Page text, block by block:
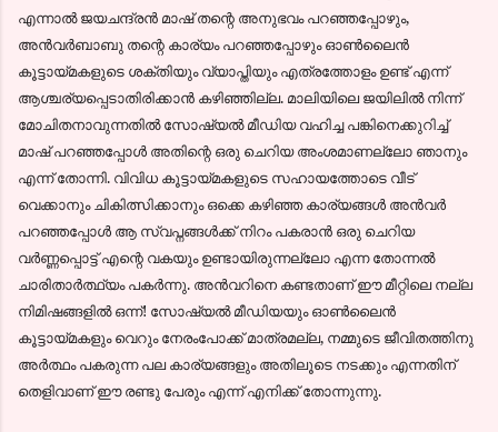
എന്നാല്‍ ജയചന്ദ്രന്‍ മാഷ്‌ തന്റെ അനുഭവം പറഞ്ഞപ്പോഴും,
അന്‍വര്‍ബാബു തന്റെ കാര്യം പറഞ്ഞപ്പോഴും ഓണ്‍ലൈന്‍
കൂട്ടായ്മകളുടെ ശക്തിയും വ്യാപ്തിയും എത്രത്തോളം ഉണ്ട് എന്ന്
ആശ്ചര്യപ്പെടാതിരിക്കാന്‍ കഴിഞ്ഞില്ല. മാലിയിലെ ജയിലില്‍ നിന്ന്
മോചിതനാവുന്നതില്‍ സോഷ്യല്‍ മീഡിയ വഹിച്ച പങ്കിനെക്കുറിച്ച്
മാഷ്‌ പറഞ്ഞപ്പോള്‍ അതിന്റെ ഒരു ചെറിയ അംശമാണല്ലോ ഞാനും
എന്ന് തോന്നി. വിവിധ കൂട്ടായ്മകളുടെ സഹായത്തോടെ വീട്
വെക്കാനും ചികിത്സിക്കാനും ഒക്കെ കഴിഞ്ഞ കാര്യങ്ങള്‍ അന്‍വര്‍
പറഞ്ഞപ്പോള്‍ ആ സ്വപ്നങ്ങള്‍ക്ക് നിറം പകരാന്‍ ഒരു ചെറിയ
വര്‍ണ്ണപ്പൊട്ട് എന്റെ വകയും ഉണ്ടായിരുന്നല്ലോ എന്ന തോന്നല്‍
ചാരിതാര്‍ത്ഥ്യം പകര്‍ന്നു. അന്‍വറിനെ കണ്ടതാണ് ഈ മീറ്റിലെ നല്ല
നിമിഷങ്ങളില്‍ ഒന്ന്! സോഷ്യല്‍ മീഡിയയും ഓണ്‍ലൈന്‍
കൂട്ടായ്മകളും വെറും നേരംപോക്ക് മാത്രമല്ല, നമ്മുടെ ജീവിതത്തിനു
അര്‍ത്ഥം പകരുന്ന പല കാര്യങ്ങളും അതിലൂടെ നടക്കും എന്നതിന്
തെളിവാണ് ഈ രണ്ടു പേരും എന്ന് എനിക്ക് തോന്നുന്നു.